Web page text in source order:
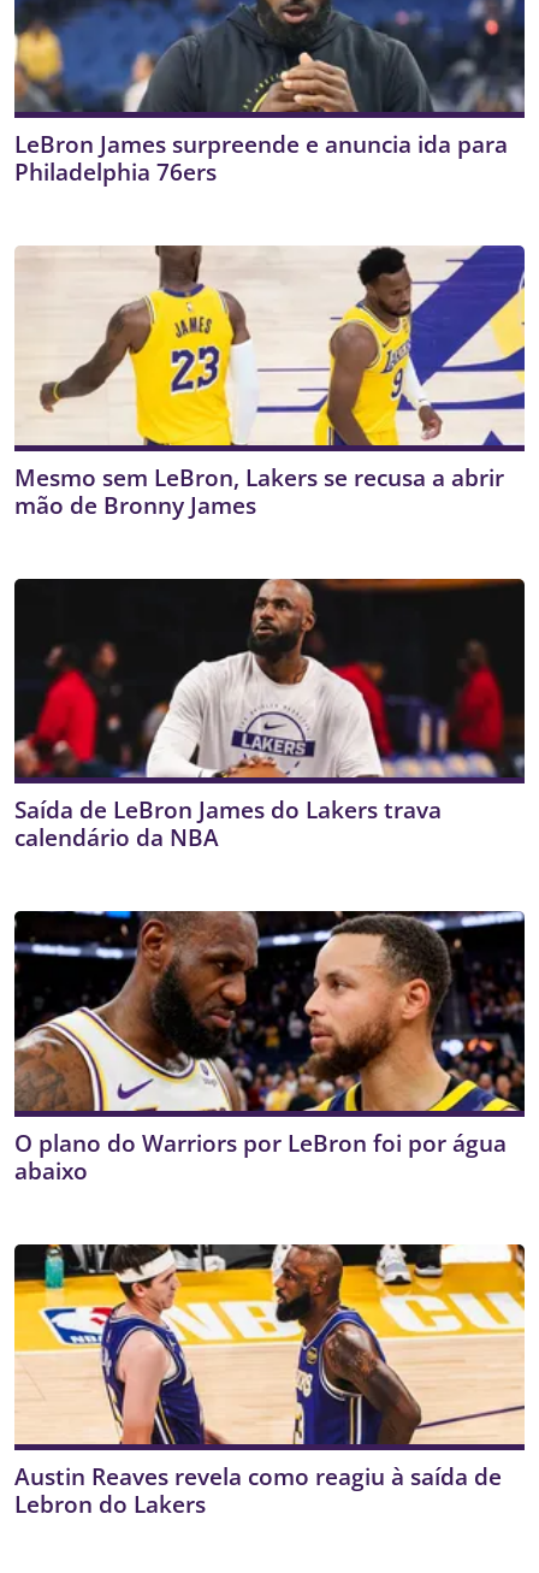
LeBron James surpreende e anuncia ida para
Philadelphia 76ers
Mesmo sem LeBron, Lakers se recusa a abrir
mão de Bronny James
Saída de LeBron James do Lakers trava
calendário da NBA
O plano do Warriors por LeBron foi por água
abaixo
Austin Reaves revela como reagiu à saída de
Lebron do Lakers